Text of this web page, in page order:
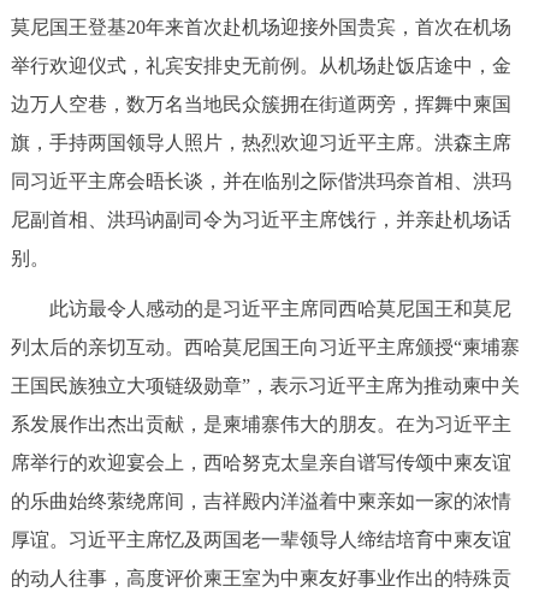
莫尼国王登基20年来首次赴机场迎接外国贵宾，首次在机场
举行欢迎仪式，礼宾安排史无前例。从机场赴饭店途中，金
边万人空巷，数万名当地民众簇拥在街道两旁，挥舞中柬国
旗，手持两国领导人照片，热烈欢迎习近平主席。洪森主席
同习近平主席会晤长谈，并在临别之际偕洪玛奈首相、洪玛
尼副首相、洪玛讷副司令为习近平主席饯行，并亲赴机场话
别。
此访最令人感动的是习近平主席同西哈莫尼国王和莫尼
列太后的亲切互动。西哈莫尼国王向习近平主席颁授“柬埔寨
王国民族独立大项链级勋章”，表示习近平主席为推动柬中关
系发展作出杰出贡献，是柬埔寨伟大的朋友。在为习近平主
席举行的欢迎宴会上，西哈努克太皇亲自谱写传颂中柬友谊
的乐曲始终萦绕席间，吉祥殿内洋溢着中柬亲如一家的浓情
厚谊。习近平主席忆及两国老一辈领导人缔结培育中柬友谊
的动人往事，高度评价柬王室为中柬友好事业作出的特殊贡